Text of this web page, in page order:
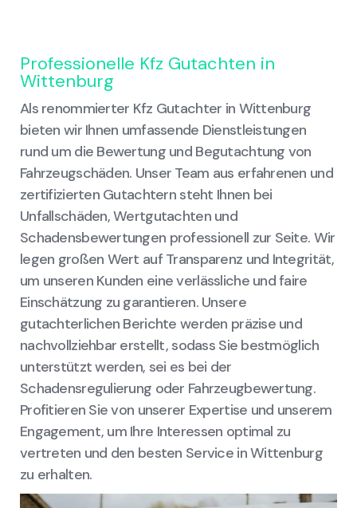
Professionelle Kfz Gutachten in
Wittenburg
Als renommierter Kfz Gutachter in Wittenburg
bieten wir Ihnen umfassende Dienstleistungen
rund um die Bewertung und Begutachtung von
Fahrzeugschäden. Unser Team aus erfahrenen und
zertifizierten Gutachtern steht Ihnen bei
Unfallschäden, Wertgutachten und
Schadensbewertungen professionell zur Seite. Wir
legen großen Wert auf Transparenz und Integrität,
um unseren Kunden eine verlässliche und faire
Einschätzung zu garantieren. Unsere
gutachterlichen Berichte werden präzise und
nachvollziehbar erstellt, sodass Sie bestmöglich
unterstützt werden, sei es bei der
Schadensregulierung oder Fahrzeugbewertung.
Profitieren Sie von unserer Expertise und unserem
Engagement, um Ihre Interessen optimal zu
vertreten und den besten Service in Wittenburg
zu erhalten.